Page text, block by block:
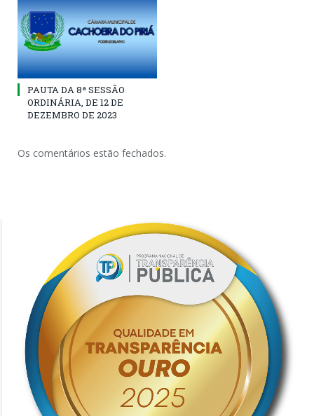
PAUTA DA 8ª SESSÃO
ORDINÁRIA, DE 12 DE
DEZEMBRO DE 2023
Os comentários estão fechados.